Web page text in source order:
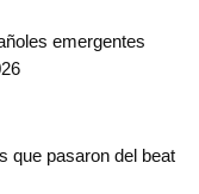
emergentes
que pasaron del beat